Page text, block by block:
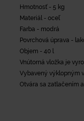
Hmotnosť - 5 kg
Materiál - oceľ
Farba - modrá
Povrchová úprava -
Objem - 40 l
Vnútorná vložka je
Vybavený výklopným
Otvára sa zatlačením